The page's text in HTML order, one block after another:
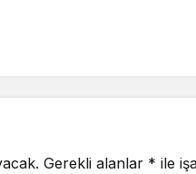
Gerekli alanlar * ile